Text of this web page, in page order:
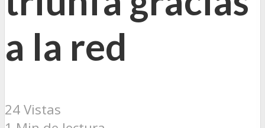
a la red
24 Vistas